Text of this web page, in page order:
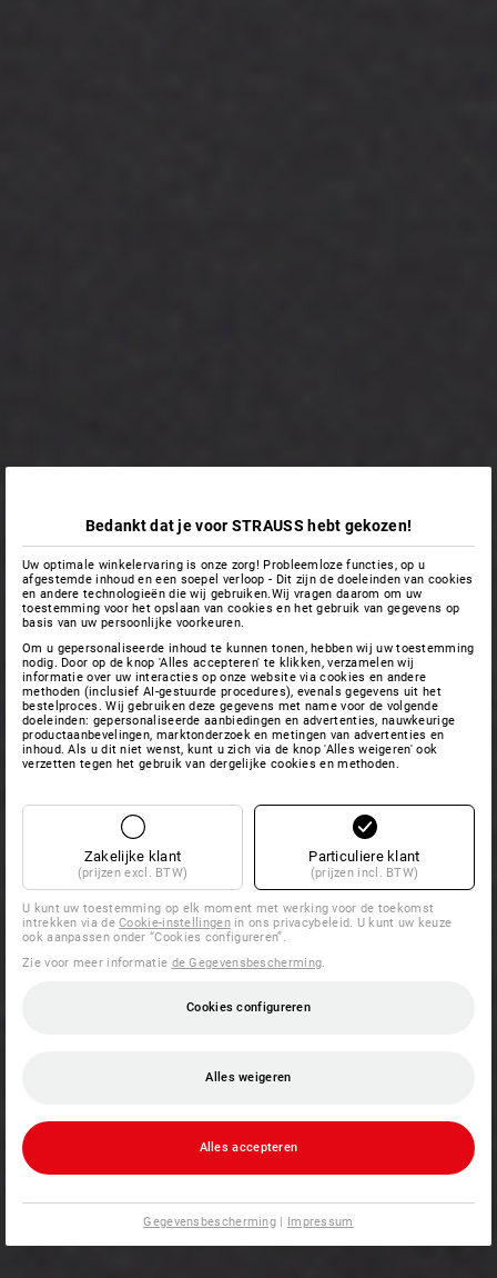
Bedankt dat je voor STRAUSS hebt gekozen!
Uw optimale winkelervaring is onze zorg! Probleemloze functies, op u
afgestemde inhoud en een soepel verloop - Dit zijn de doeleinden van cookies
en andere technologieën die wij gebruiken.Wij vragen daarom om uw
toestemming voor het opslaan van cookies en het gebruik van gegevens op
basis van uw persoonlijke voorkeuren.
Om u gepersonaliseerde inhoud te kunnen tonen, hebben wij uw toestemming
nodig. Door op de knop 'Alles accepteren' te klikken, verzamelen wij
informatie over uw interacties op onze website via cookies en andere
methoden (inclusief AI-gestuurde procedures), evenals gegevens uit het
bestelproces. Wij gebruiken deze gegevens met name voor de volgende
doeleinden: gepersonaliseerde aanbiedingen en advertenties, nauwkeurige
productaanbevelingen, marktonderzoek en metingen van advertenties en
inhoud. Als u dit niet wenst, kunt u zich via de knop 'Alles weigeren' ook
verzetten tegen het gebruik van dergelijke cookies en methoden.
Zakelijke klant
(prijzen excl. BTW)
Particuliere klant
(prijzen incl. BTW)
U kunt uw toestemming op elk moment met werking voor de toekomst
intrekken via deCookie-instellingenin ons privacybeleid. U kunt uw keuze
ook aanpassen onder “Cookies configureren”.
Zie voor meer informatie de Gegevensbescherming.
Cookies configureren
Alles weigeren
Alles accepteren
Gegevensbescherming | Impressum